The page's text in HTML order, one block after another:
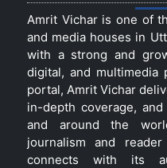
Amrit Vichar is one of
and media houses in
with a strong and
digital, and multimedia
portal, Amrit Vichar
in-depth coverage,
and around the
journalism and
connects with its